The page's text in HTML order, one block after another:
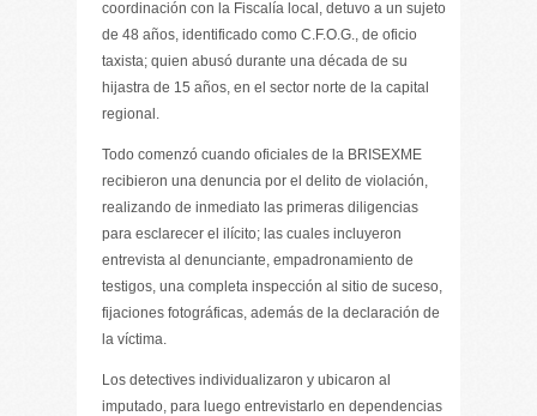
coordinación con la Fiscalía local, detuvo a un sujeto
de 48 años, identificado como C.F.O.G., de oficio
taxista; quien abusó durante una década de su
hijastra de 15 años, en el sector norte de la capital
regional.
Todo comenzó cuando oficiales de la BRISEXME
recibieron una denuncia por el delito de violación,
realizando de inmediato las primeras diligencias
para esclarecer el ilícito; las cuales incluyeron
entrevista al denunciante, empadronamiento de
testigos, una completa inspección al sitio de suceso,
fijaciones fotográficas, además de la declaración de
la víctima.
Los detectives individualizaron y ubicaron al
imputado, para luego entrevistarlo en dependencias